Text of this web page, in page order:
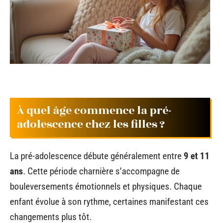
À quel âge commence la pré-
adolescence chez les filles ?
La pré-adolescence débute généralement entre9 et 11
ans. Cette période charnière s’accompagne de
bouleversements émotionnels et physiques. Chaque
enfant évolue à son rythme, certaines manifestant ces
changements plus tôt.